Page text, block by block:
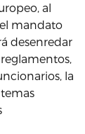
al
mandato
desenredar
la